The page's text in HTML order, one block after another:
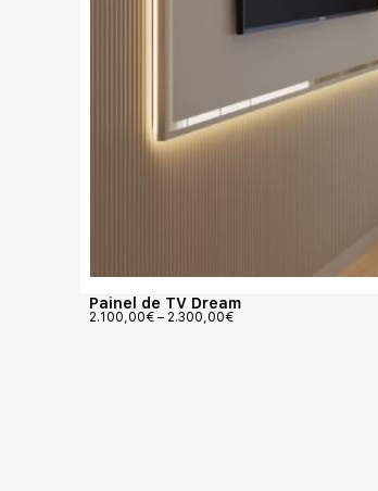
Painel de TV Dream
2.100,00€ – 2.300,00€